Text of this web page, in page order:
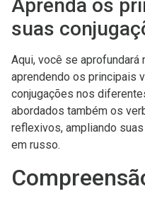
Aprenda os
suas
Aqui, você se
aprendendo os principais
conjugações nos
abordados também os
reflexivos, ampliando
em russo.